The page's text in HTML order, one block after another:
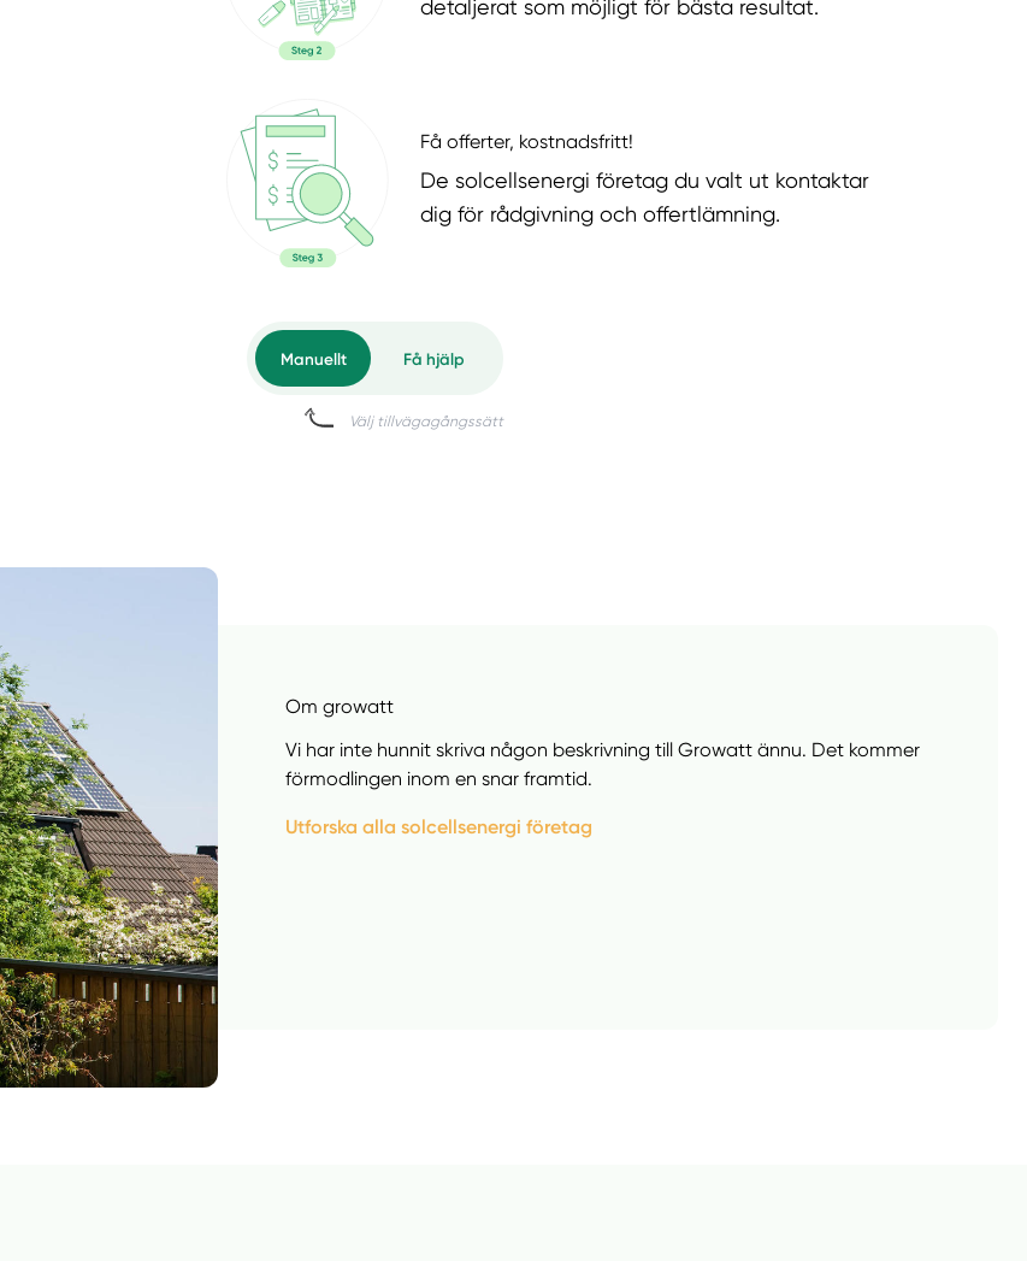
detaljerat som möjligt för bästa resultat.
Få offerter, kostnadsfritt!
De solcellsenergi företag du valt ut kontaktar
dig för rådgivning och offertlämning.
Om growatt
Vi har inte hunnit skriva någon beskrivning till Growatt ännu. Det kommer
förmodlingen inom en snar framtid.
Utforska alla solcellsenergi företag